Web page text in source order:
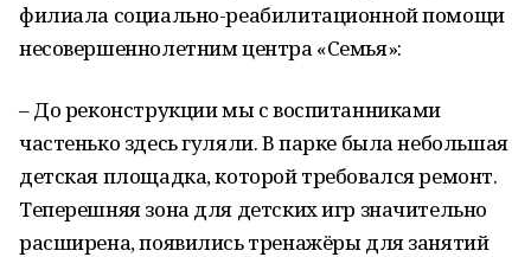
филиала социально-реабилитационной помощи
несовершеннолетним центра «Семья»:
– До реконструкции мы с воспитанниками
частенько здесь гуляли. В парке была небольшая
детская площадка, которой требовался ремонт.
Теперешняя зона для детских игр значительно
расширена, появились тренажёры для занятий